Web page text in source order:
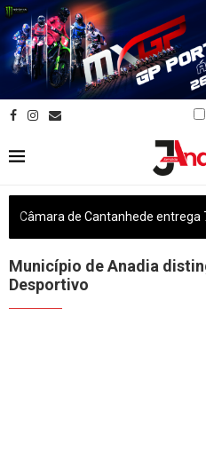
Município de Anadia
Desportivo